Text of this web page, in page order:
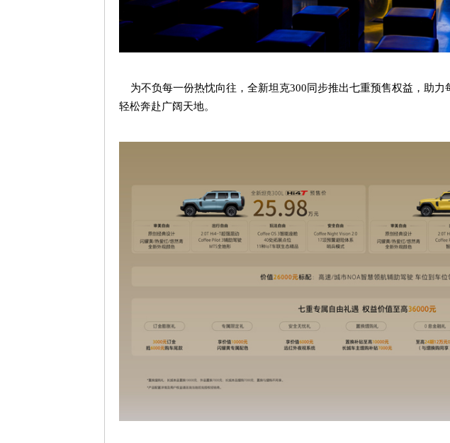
为不负每一份热忱向往，全新坦克300同步推出七重预售权益，助
轻松奔赴广阔天地。